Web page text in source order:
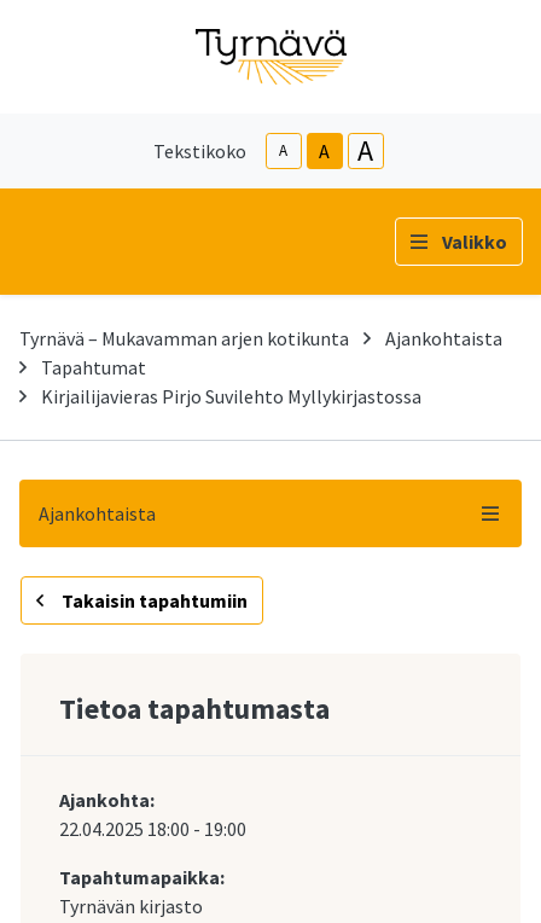
Tekstikoko A A A
Valikko
Tyrnävä – Mukavamman arjen kotikunta
Ajankohtaista
Tapahtumat
Kirjailijavieras Pirjo Suvilehto Myllykirjastossa
Ajankohtaista
Takaisin tapahtumiin
Tietoa tapahtumasta
Ajankohta:
22.04.2025 18:00 - 19:00
Tapahtumapaikka:
Tyrnävän kirjasto